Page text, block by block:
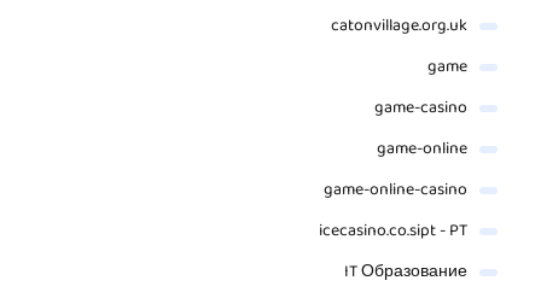
catonvillage.org.uk
game
game-casino
game-online
game-online-casino
icecasino.co.sipt - PT
IT Образование